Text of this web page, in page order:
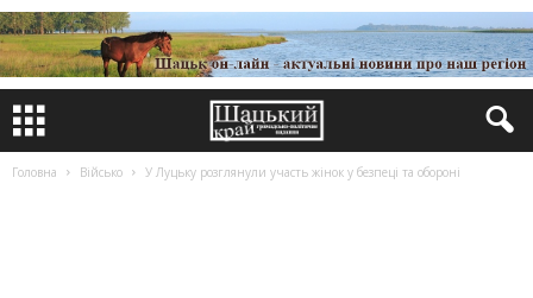
Головна Військо У Луцьку розглянули участь жінок у безпеці та обороні